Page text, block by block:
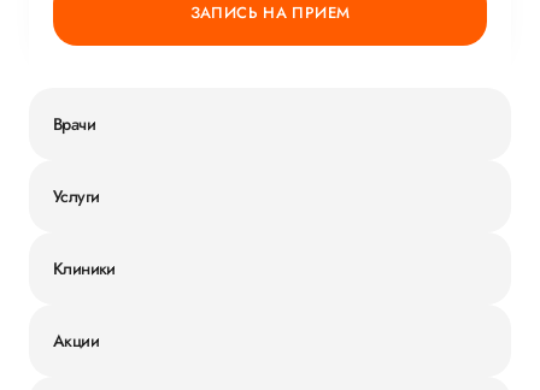
ЗАПИСЬ НА ПРИЕМ
Врачи
Услуги
Клиники
Акции